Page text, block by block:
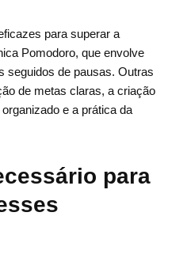
para superar a
Pomodoro, que envolve
seguidos de pausas. Outras
de metas claras, a criação
e a prática da
para